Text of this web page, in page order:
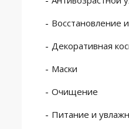
Восстановление
Декоративная
Маски
Очищение
Питание и